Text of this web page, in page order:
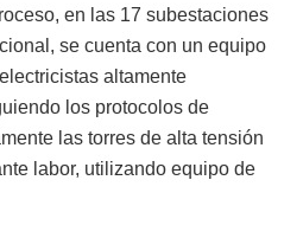
en las 17 subestaciones
se cuenta con un equipo
altamente
los protocolos de
las torres de alta tensión
labor, utilizando equipo de